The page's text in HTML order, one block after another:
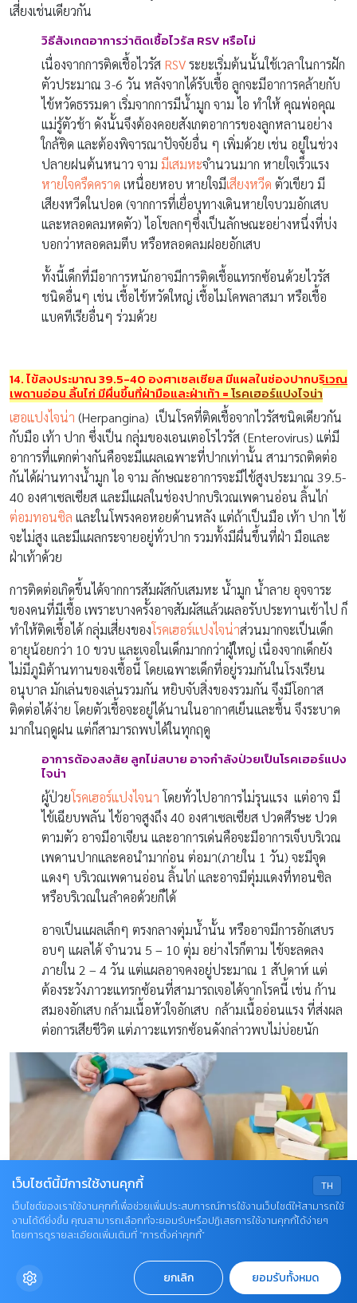
เสี่ยงเช่นเดียวกัน
วิธีสังเกตอาการว่าติดเชื้อไวรัส RSV หรือไม่
เนื่องจากการติดเชื้อไวรัส RSVระยะเริ่มต้นนั้นใช้เวลาในการฝัก
ตัวประมาณ 3-6 วัน หลังจากได้รับเชื้อ ลูกจะมีอาการคล้ายกับ
ไข้หวัดธรรมดา เริ่มจากการมีน้ำมูก จาม ไอ ทำให้ คุณพ่อคุณ
แม่รู้ตัวช้า ดังนั้นจึงต้องคอยสังเกตอาการของลูกหลานอย่าง
ใกล้ชิด และต้องพิจารณาปัจจัยอื่น ๆ เพิ่มด้วย เช่น อยู่ในช่วง
ปลายฝนต้นหนาว จาม มีเสมหะจำนวนมาก หายใจเร็วแรง
หายใจครืดคราด เหนื่อยหอบ หายใจมีเสียงหวีด ตัวเขียว มี
เสียงหวีดในปอด (จากการที่เยื่อบุทางเดินหายใจบวมอักเสบ
และหลอดลมหดตัว) ไอโขลกๆซึ่งเป็นลักษณะอย่างหนึ่งที่บ่ง
บอกว่าหลอดลมตีบ หรือหลอดลมฝอยอักเสบ
ทั้งนี้เด็กที่มีอาการหนักอาจมีการติดเชื้อแทรกซ้อนด้วยไวรัส
ชนิดอื่นๆ เช่น เชื้อไข้หวัดใหญ่ เชื้อไมโคพลาสมา หรือเชื้อ
แบคทีเรียอื่นๆ ร่วมด้วย
14. ไข้สูงประมาณ 39.5-40 องศาเซลเซียส มีแผลในช่องปากบริเวณ
เพดานอ่อน ลิ้นไก่ มีผื่นขึ้นที่ฝ่ามือและฝ่าเท้า =โรคเฮอร์แปงไจน่า
เฮอแปงไจน่า (Herpangina) เป็นโรคที่ติดเชื้อจากไวรัสชนิดเดียวกัน
กับมือ เท้า ปาก ซึ่งเป็น กลุ่มของเอนเตอโรไวรัส (Enterovirus) แต่มี
อาการที่แตกต่างกันคือจะมีแผลเฉพาะที่ปากเท่านั้น สามารถติดต่อ
กันได้ผ่านทางน้ำมูก ไอ จาม ลักษณะอาการจะมีไข้สูงประมาณ 39.5-
40 องศาเซลเซียส และมีแผลในช่องปากบริเวณเพดานอ่อน ลิ้นไก่
ต่อมทอนซิล และในโพรงคอหอยด้านหลัง แต่ถ้าเป็นมือ เท้า ปาก ไข้
จะไม่สูง และมีแผลกระจายอยู่ทั่วปาก รวมทั้งมีผื่นขึ้นที่ฝ่า มือและ
ฝ่าเท้าด้วย
การติดต่อเกิดขึ้นได้จากการสัมผัสกับเสมหะ น้ำมูก น้ำลาย อุจจาระ
ของคนที่มีเชื้อ เพราะบางครั้งอาจสัมผัสแล้วเผลอรับประทานเข้าไป ก็
ทำให้ติดเชื้อได้ กลุ่มเสี่ยงของโรคเฮอร์แปงไจน่าส่วนมากจะเป็นเด็ก
อายุน้อยกว่า 10 ขวบ และเจอในเด็กมากกว่าผู้ใหญ่ เนื่องจากเด็กยัง
ไม่มีภูมิต้านทานของเชื้อนี้ โดยเฉพาะเด็กที่อยู่รวมกันในโรงเรียน
อนุบาล มักเล่นของเล่นรวมกัน หยิบจับสิ่งของรวมกัน จึงมีโอกาส
ติดต่อได้ง่าย โดยตัวเชื้อจะอยู่ได้นานในอากาศเย็นและชื้น จึงระบาด
มากในฤดูฝน แต่ก็สามารถพบได้ในทุกฤดู
อาการต้องสงสัย ลูกไม่สบาย อาจกำลังป่วยเป็นโรคเฮอร์แปง
ไจน่า
ผู้ป่วยโรคเฮอร์แปงไจนา โดยทั่วไปอาการไม่รุนแรง แต่อาจ มี
ไข้เฉียบพลัน ไข้อาจสูงถึง 40 องศาเซลเซียส ปวดศีรษะ ปวด
ตามตัว อาจมีอาเจียน และอาการเด่นคือจะมีอาการเจ็บบริเวณ
เพดานปากและคอนำมาก่อน ต่อมา(ภายใน 1 วัน) จะมีจุด
แดงๆ บริเวณเพดานอ่อน ลิ้นไก่ และอาจมีตุ่มแดงที่ทอนซิล
หรือบริเวณในลำคอด้วยก็ได้
อาจเป็นแผลเล็กๆ ตรงกลางตุ่มน้ำนั้น หรืออาจมีการอักเสบร
อบๆ แผลได้ จำนวน 5 – 10 ตุ่ม อย่างไรก็ตาม ไข้จะลดลง
ภายใน 2 – 4 วัน แต่แผลอาจคงอยู่ประมาณ 1 สัปดาห์ แต่
ต้องระวังภาวะแทรกซ้อนที่สามารถเจอได้จากโรคนี้ เช่น ก้าน
สมองอักเสบ กล้ามเนื้อหัวใจอักเสบ กล้ามเนื้ออ่อนแรง ที่ส่งผล
ต่อการเสียชีวิต แต่ภาวะแทรกซ้อนดังกล่าวพบไม่บ่อยนัก
15. อาเจียนนำมาก่อนแล้วถ่ายเหลวเป็นน้ำ ถ่ายมากจนก้นแดง อาจมี
TH
เว็บไซต์นี้มีการใช้งานคุกกี้
เว็บไซต์ของเราใช้งานคุกกี้เพื่อช่วยเพิ่มประสบการณ์การใช้งานเว็บไซต์ให้สามารถใช้
งานได้ดียิ่งขึ้น คุณสามารถเลือกที่จะยอมรับหรือปฏิเสธการใช้งานคุกกี้ได้ง่ายๆ
โดยการดูรายละเอียดเพิ่มเติมที่ “การตั้งค่าคุกกี้”
ยกเลิก ยอมรับทั้งหมด